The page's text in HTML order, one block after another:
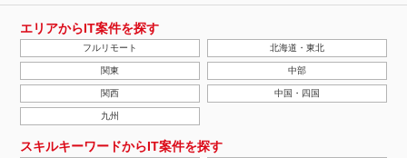
エリアからIT案件を探す
フルリモート 北海道・東北
関東 中部
関西 中国・四国
九州
スキルキーワードからIT案件を探す